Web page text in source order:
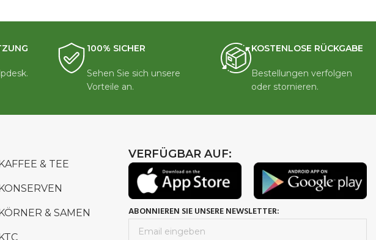
100% SICHER
Sehen Sie sich unsere
Vorteile an.
KOSTENLOSE RÜCKGABE
Bestellungen verfolgen
oder stornieren.
& TEE
& SAMEN
VERFÜGBAR AUF:
ABONNIEREN SIE UNSERE NEWSLETTER: